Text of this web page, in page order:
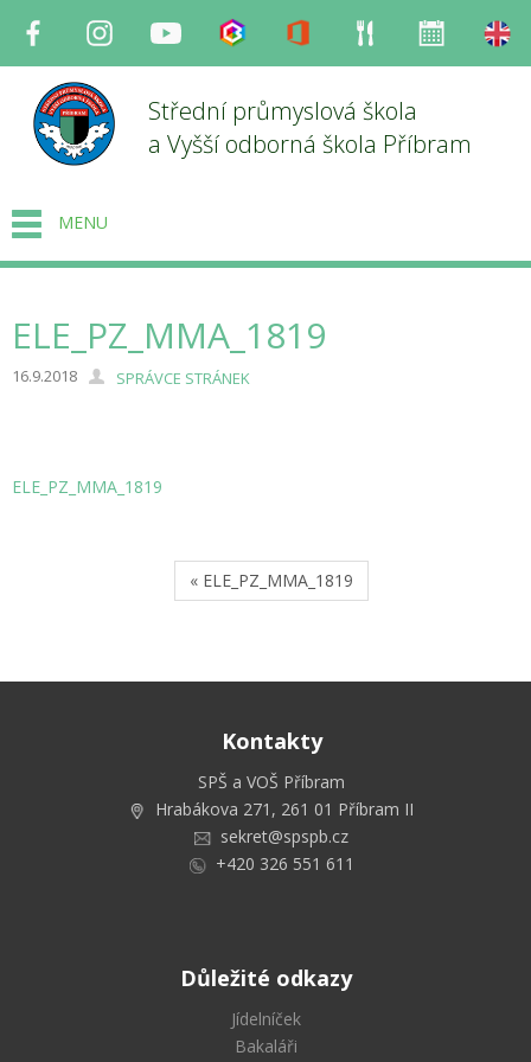
Facebook InstagramYoutube Bakaláři Office Strava
Střední průmyslová škola
a Vyšší odborná škola Příbram
MENU
ELE_PZ_MMA_1819
16.9.2018 SPRÁVCE STRÁNEK
ELE_PZ_MMA_1819
« ELE_PZ_MMA_1819
Kontakty
SPŠ a VOŠ Příbram
Hrabákova 271, 261 01 Příbram II
sekret@spspb.cz
+420 326 551 611
Důležité odkazy
Jídelníček
Bakaláři